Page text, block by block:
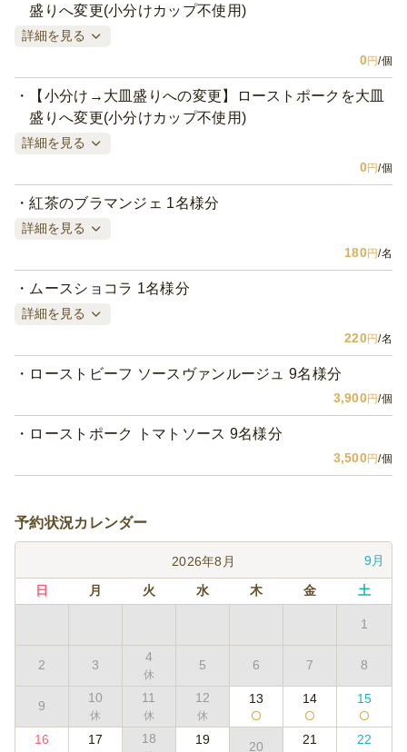
盛りへ変更(小分けカップ不使用)
詳細を見る
0円/個
【小分け→大皿盛りへの変更】ローストポークを大皿
盛りへ変更(小分けカップ不使用)
詳細を見る
0円/個
紅茶のブラマンジェ 1名様分
詳細を見る
180円/名
ムースショコラ 1名様分
詳細を見る
220円/名
ローストビーフ ソースヴァンルージュ 9名様分
3,900円/個
ローストポーク トマトソース 9名様分
3,500円/個
予約状況カレンダー
2026年8月 9月
日 月 火 水 木 金 土
1
2 3
4
5 6 7 8
9
10 11 12 13 14 15
16 17 18 19 20 21 22